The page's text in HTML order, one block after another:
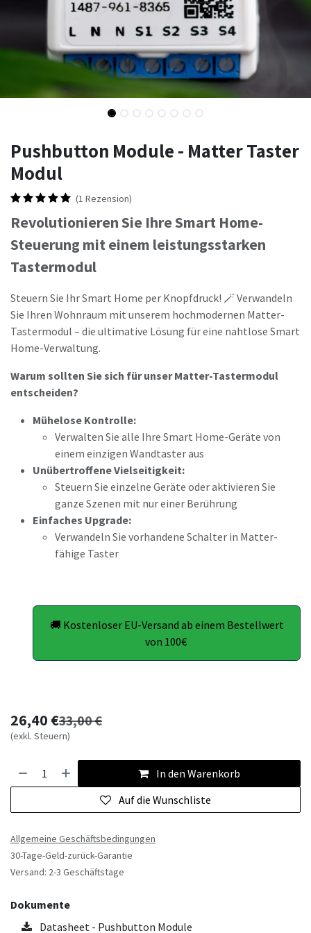
Pushbutton Module - Matter Taster
Modul
(1 Rezension)
Revolutionieren Sie Ihre Smart Home-
Steuerung mit einem leistungsstarken
Tastermodul
Steuern Sie Ihr Smart Home per Knopfdruck! 🪄 Verwandeln
Sie Ihren Wohnraum mit unserem hochmodernen Matter-
Tastermodul – die ultimative Lösung für eine nahtlose Smart
Home-Verwaltung.
Warum sollten Sie sich für unser Matter-Tastermodul
entscheiden?
Mühelose Kontrolle:
Verwalten Sie alle Ihre Smart Home-Geräte von
einem einzigen Wandtaster aus
Unübertroffene Vielseitigkeit:
Steuern Sie einzelne Geräte oder aktivieren Sie
ganze Szenen mit nur einer Berührung
Einfaches Upgrade:
Verwandeln Sie vorhandene Schalter in Matter-
fähige Taster
🚚 Kostenloser EU-Versand ab einem Bestellwert
von 100€
26,40€33,00€
(exkl. Steuern)
In den Warenkorb
Auf die Wunschliste
Allgemeine Geschäftsbedingungen
30-Tage-Geld-zurück-Garantie
Versand: 2-3 Geschäftstage
Dokumente
Datasheet - Pushbutton Module